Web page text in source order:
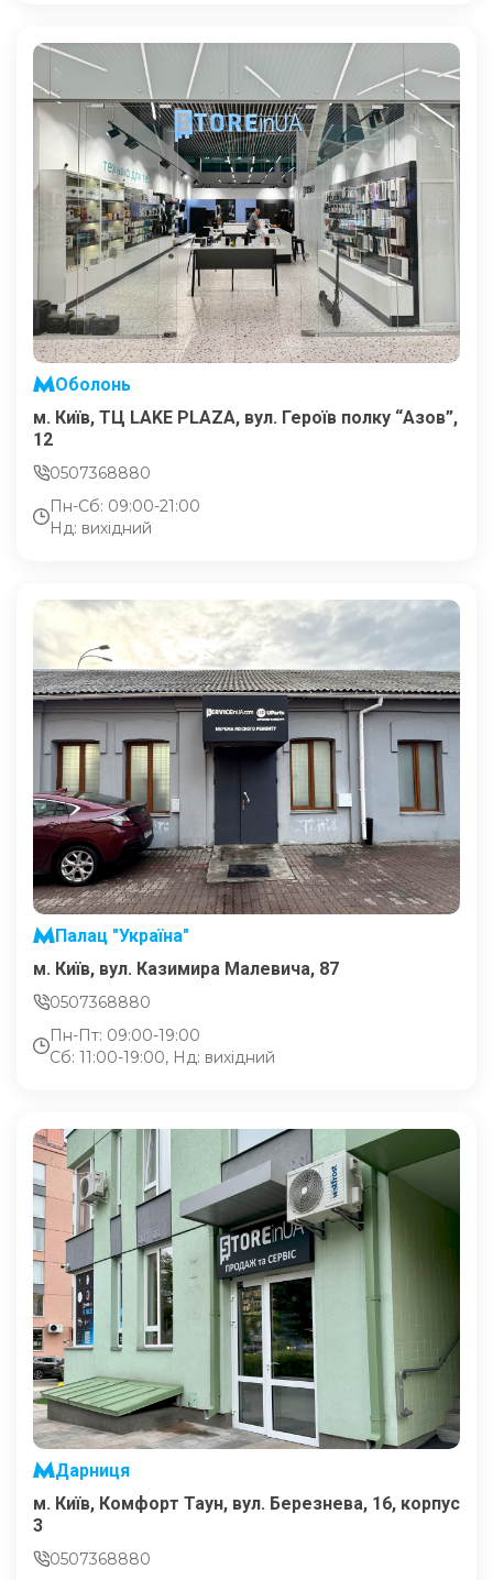
Оболонь
м. Київ, ТЦ LAKE PLAZA, вул. Героїв полку “Азов”,
12
0507368880
Пн-Сб: 09:00-21:00
Нд: вихідний
Палац "Україна"
м. Київ, вул. Казимира Малевича, 87
0507368880
Пн-Пт: 09:00-19:00
Сб: 11:00-19:00, Нд: вихідний
Дарниця
м. Київ, Комфорт Таун, вул. Березнева, 16, корпус
3
0507368880